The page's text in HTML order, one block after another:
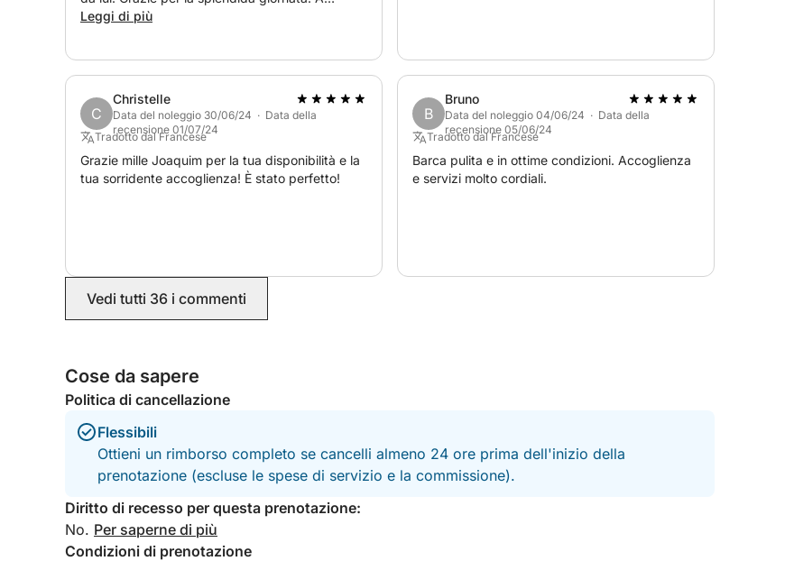
dall'inizio, con utili consigli per guidarti verso i posti migliori della giornata.
Questa è una fuga di un'intera giornata che unisce esplorazione, divertimento e totale libertà: la
Costa Brava esattamente come dovrebbe essere vissuta.
presto!
Leggi di più
C
Christelle
Data del noleggio 30/06/24 · Data della
recensione 01/07/24
Tradotto dal Francese
Grazie mille Joaquim per la tua disponibilità e la
tua sorridente accoglienza! È stato perfetto!
B
Bruno
Data del noleggio 04/06/24 · Data della
recensione 05/06/24
Tradotto dal Francese
Barca pulita e in ottime condizioni. Accoglienza
e servizi molto cordiali.
Vedi tutti 36 i commenti
Cose da sapere
Politica di cancellazione
Flessibili
Ottieni un rimborso completo se cancelli almeno 24 ore prima dell'inizio della
prenotazione (escluse le spese di servizio e la commissione).
Diritto di recesso per questa prenotazione:
No. Per saperne di più
Condizioni di prenotazione